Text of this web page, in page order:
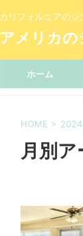
カリフォルニアのシ
アメリカ
ホーム
HOME >
月別